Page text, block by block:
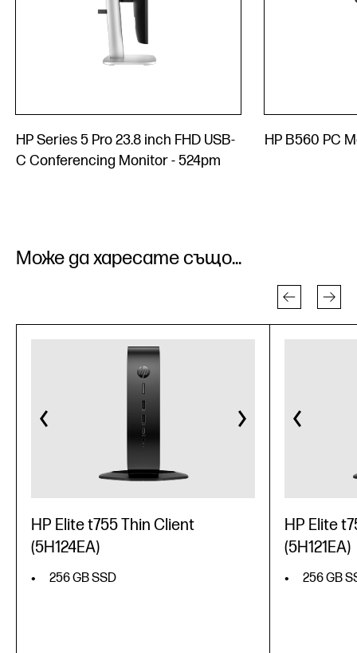
HP Series 5 Pro 23.8 inch FHD USB-
C Conferencing Monitor - 524pm
HP B560 PC
Може да харесате също...
HP Elite t755 Thin Client
(5H124EA)
256 GB SSD
HP Elite
(5H121EA)
256 GB